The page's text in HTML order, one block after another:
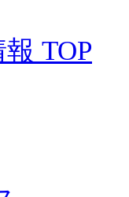
TOP